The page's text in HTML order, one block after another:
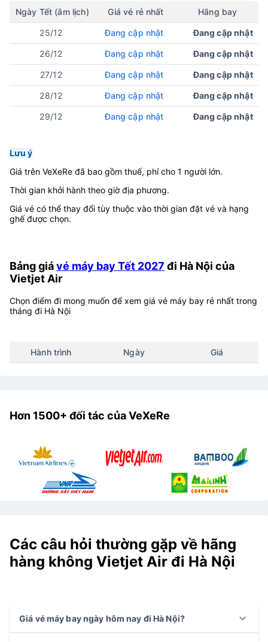
Ngày Tết (âm lịch) Giá vé rẻ nhất Hãng bay
25/12 Đang cập nhật Đang cập nhật
26/12 Đang cập nhật Đang cập nhật
27/12 Đang cập nhật Đang cập nhật
28/12 Đang cập nhật Đang cập nhật
29/12 Đang cập nhật Đang cập nhật
Lưu ý
Giá trên VeXeRe đã bao gồm thuế, phí cho 1 người lớn.
Thời gian khởi hành theo giờ địa phương.
Giá vé có thể thay đổi tùy thuộc vào thời gian đặt vé và hạng
ghế được chọn.
Bảng giávé máy bay Tết 2027 đi Hà Nội của
Vietjet Air
Chọn điểm đi mong muốn để xem giá vé máy bay rẻ nhất trong
tháng đi Hà Nội
Hành trình Ngày Giá
Hơn 1500+ đối tác của VeXeRe
Các câu hỏi thường gặp về hãng
hàng không Vietjet Air đi Hà Nội
Giá vé máy bay ngày hôm nay đi Hà Nội?